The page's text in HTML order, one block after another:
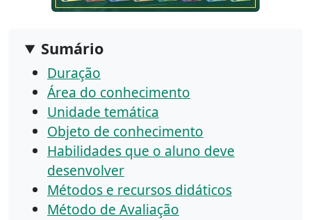
Sumário
Duração
Área do conhecimento
Unidade temática
Objeto de conhecimento
Habilidades que o aluno deve
desenvolver
Métodos e recursos didáticos
Método de Avaliação